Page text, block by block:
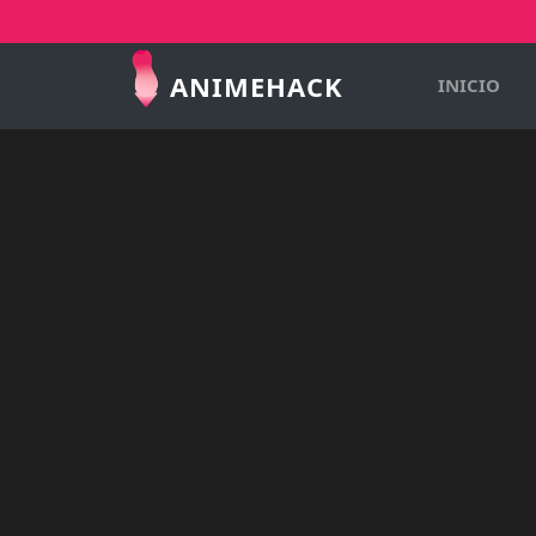
ANIMEHACK INICIO